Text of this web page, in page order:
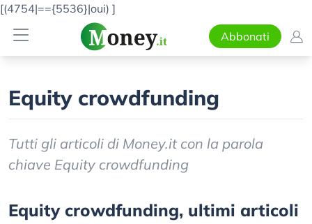
[(4754|=={5536}|oui) ]
Abbonati
Equity crowdfunding
Tutti gli articoli di Money.it con la parola
chiave Equity crowdfunding
Equity crowdfunding, ultimi articoli